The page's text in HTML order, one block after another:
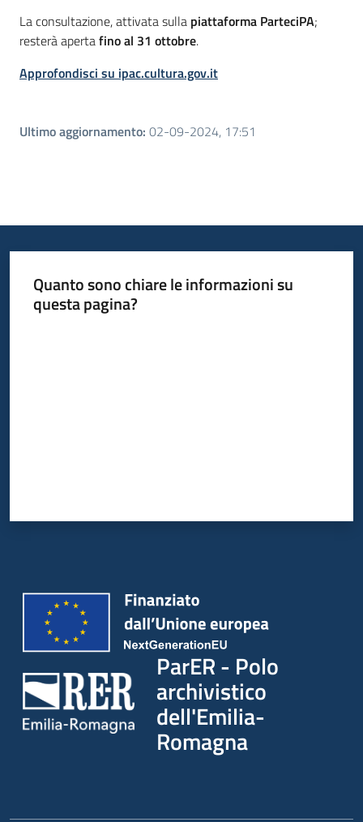
La consultazione, attivata sulla piattaforma ParteciPA;
resterà apertafino al 31 ottobre.
Approfondisci su ipac.cultura.gov.it
Ultimo aggiornamento: 02-09-2024, 17:51
Quanto sono chiare le informazioni su
questa pagina?
ParER - Polo
archivistico
dell'Emilia-
Romagna